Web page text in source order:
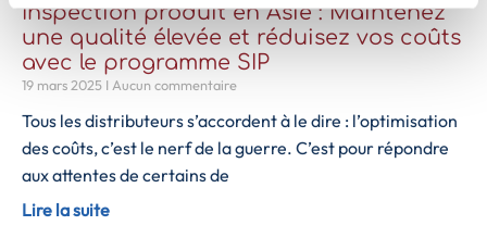
Inspection produit en Asie : Maintenez
une qualité élevée et réduisez vos coûts
avec le programme SIP
19 mars 2025 Aucun commentaire
Tous les distributeurs s’accordent à le dire : l’optimisation
des coûts, c’est le nerf de la guerre. C’est pour répondre
aux attentes de certains de
Lire la suite